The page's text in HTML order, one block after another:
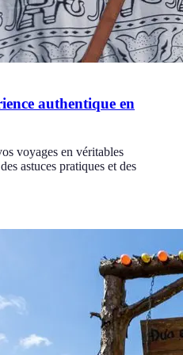
authentique en
voyages en véritables
astuces pratiques et des